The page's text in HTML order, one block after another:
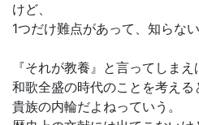
けど、
1つだけ難点があって、知らな
『それが教養』と言ってしまえ
和歌全盛の時代のことを考え
貴族の内輪だよねっていう。